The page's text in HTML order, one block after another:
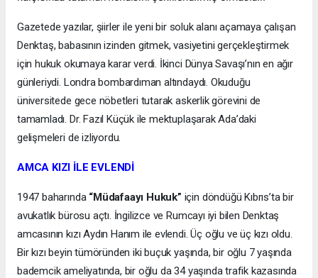
Gazetede yazılar, şiirler ile yeni bir soluk alanı açamaya çalışan
Denktaş, babasının izinden gitmek, vasiyetini gerçekleştirmek
için hukuk okumaya karar verdi. İkinci Dünya Savaşı’nın en ağır
günleriydi. Londra bombardıman altındaydı. Okuduğu
üniversitede gece nöbetleri tutarak askerlik görevini de
tamamladı. Dr. Fazıl Küçük ile mektuplaşarak Ada’daki
gelişmeleri de izliyordu.
AMCA KIZI İLE EVLENDİ
1947 baharında “Müdafaayı Hukuk” için döndüğü Kıbrıs’ta bir
avukatlık bürosu açtı. İngilizce ve Rumcayı iyi bilen Denktaş
amcasının kızı Aydın Hanım ile evlendi. Üç oğlu ve üç kızı oldu.
Bir kızı beyin tümöründen iki buçuk yaşında, bir oğlu 7 yaşında
bademcik ameliyatında, bir oğlu da 34 yaşında trafik kazasında